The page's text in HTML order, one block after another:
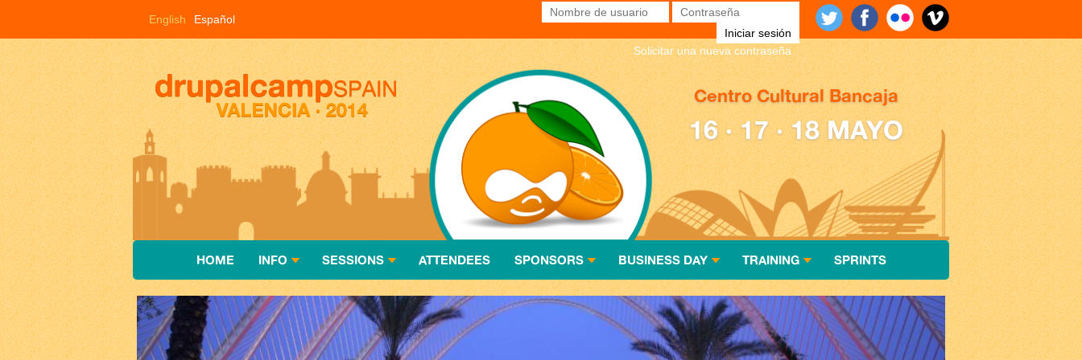
English
Español
Nombre de usuario* Contraseña*
Solicitar una nueva contraseña
Centro Cultural Bancaja
16 · 17 · 18 MAYO
HOME INFO SESSIONS ATTENDEES SPONSORS BUSINESS DAY TRAINING SPRINTS